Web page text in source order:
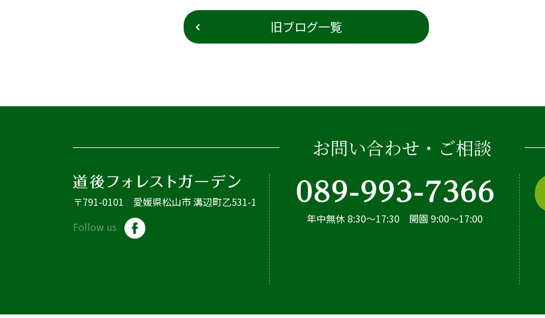
旧ブログ一覧
お問い合わせ・ご相談
〒791-0101 愛媛県松山市 溝辺町乙531-1
Follow us
年中無休 8:30～17:30 開園 9:00～17:00